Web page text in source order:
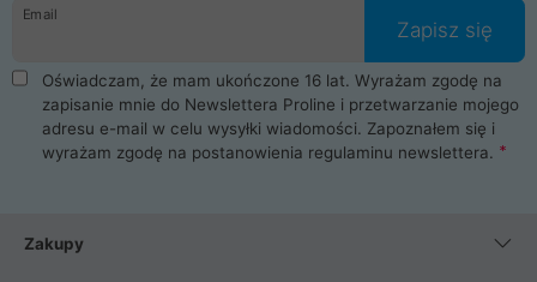
Email
Zapisz się
Oświadczam, że mam ukończone 16 lat. Wyrażam zgodę na
zapisanie mnie do Newslettera Proline i przetwarzanie mojego
adresu e-mail w celu wysyłki wiadomości. Zapoznałem się i
wyrażam zgodę na postanowienia regulaminu newslettera.
Zakupy